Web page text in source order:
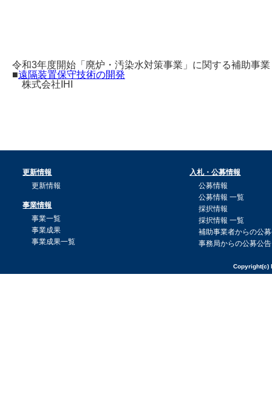
令和3年度開始「廃炉・汚染水対策事業」に関する補助事
■遠隔装置保守技術の開発
株式会社IHI
更新情報
更新情報
事業情報
事業一覧
事業成果
事業成果一覧
入札・公募情報
公募情報
公募情報 一覧
採択情報
採択情報 一覧
補助事業者からの公
事務局からの公募公告
Copyright(c)